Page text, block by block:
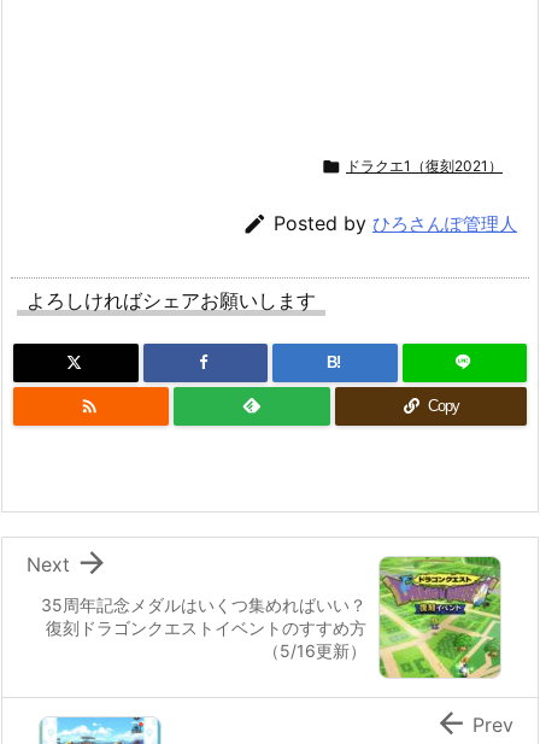
 ドラクエ1（復刻2021）
 Posted by ひろさんぽ管理人
よろしければシェアお願いします
B!
 Copy
35周年記念メダルはいくつ集めればいい？
復刻ドラゴンクエストイベントのすすめ方
（5/16更新）

Next
 Prev